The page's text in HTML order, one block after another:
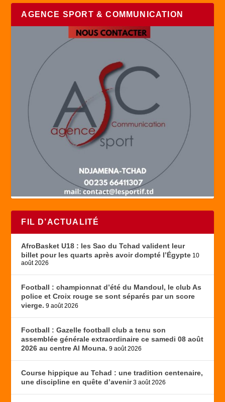
AGENCE SPORT & COMMUNICATION
FIL D’ACTUALITÉ
AfroBasket U18 : les Sao du Tchad valident leur
billet pour les quarts après avoir dompté l’Égypte 10
août 2026
Football : championnat d’été du Mandoul, le club As
police et Croix rouge se sont séparés par un score
vierge. 9 août 2026
Football : Gazelle football club a tenu son
assemblée générale extraordinaire ce samedi 08 août
2026 au centre Al Mouna. 9 août 2026
Course hippique au Tchad : une tradition centenaire,
une discipline en quête d’avenir 3 août 2026